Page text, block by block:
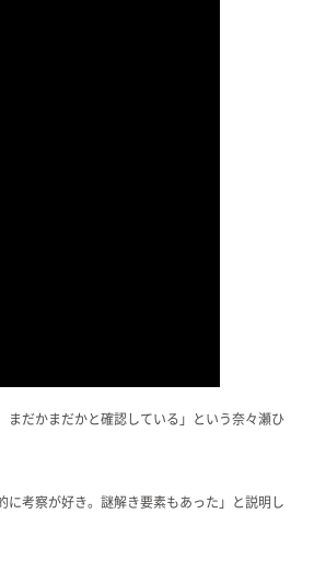
まだかまだかと確認している」という奈々瀬ひ
に考察が好き。謎解き要素もあった」と説明し